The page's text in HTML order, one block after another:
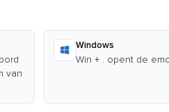
van
Windows
Win + . opent de